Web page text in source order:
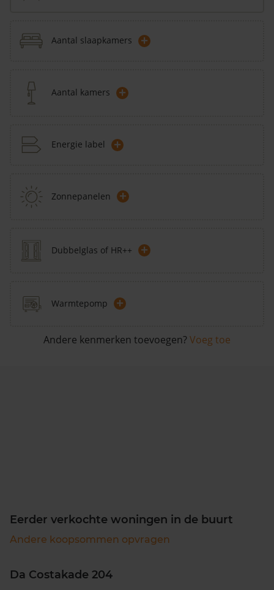
Aantal slaapkamers +
Aantal kamers +
Energie label +
Zonnepanelen +
Dubbelglas of HR++ +
Warmtepomp +
Andere kenmerken toevoegen? Voeg toe
Eerder verkochte woningen in de buurt
Andere koopsommen opvragen
Da Costakade 204